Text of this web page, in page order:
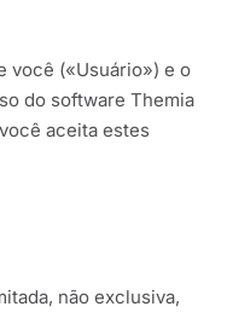
você («Usuário») e o
do software Themia
aceita estes
não exclusiva,